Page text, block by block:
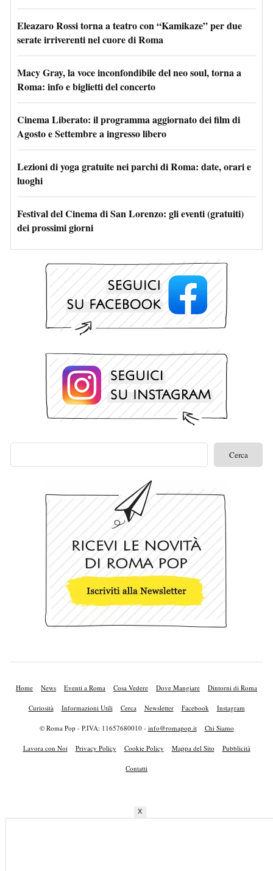
Eleazaro Rossi torna a teatro con “Kamikaze” per due
serate irriverenti nel cuore di Roma
Macy Gray, la voce inconfondibile del neo soul, torna a
Roma: info e biglietti del concerto
Cinema Liberato: il programma aggiornato dei film di
Agosto e Settembre a ingresso libero
Lezioni di yoga gratuite nei parchi di Roma: date, orari e
luoghi
Festival del Cinema di San Lorenzo: gli eventi (gratuiti)
dei prossimi giorni
Home News Eventi a Roma Cosa Vedere Dove Mangiare Dintorni di Roma
Curiosità Informazioni Utili Cerca Newsletter Facebook Instagram
© Roma Pop - P.IVA: 11657680010 - info@romapop.it Chi Siamo
Lavora con Noi Privacy Policy Cookie Policy Mappa del Sito Pubblicità
Contatti
X